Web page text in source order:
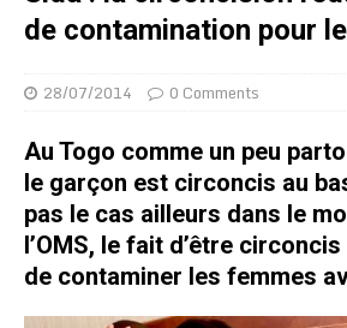
de contamination pour
28/07/2014 0 Comments
Au Togo comme un peu
le garçon est circoncis au
pas le cas ailleurs dans le
l’OMS, le fait d’être
de contaminer les femmes